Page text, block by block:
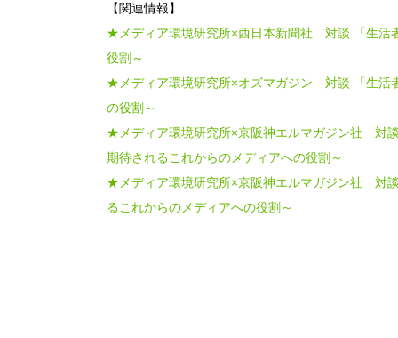
【関連情報】
★メディア環境研究所×西日本新聞社 対談 「生活
役割～
★メディア環境研究所×オズマガジン 対談 「生活
の役割～
★メディア環境研究所×京阪神エルマガジン社 対
期待されるこれからのメディアへの役割～
★メディア環境研究所×京阪神エルマガジン社 対
るこれからのメディアへの役割～